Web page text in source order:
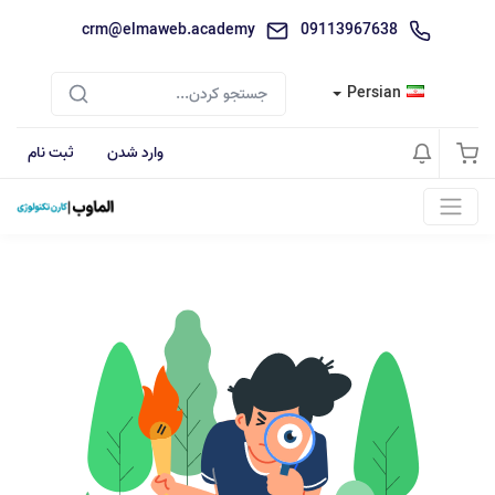
09113967638
crm@elmaweb.academy
Persian
وارد شدن ثبت نام